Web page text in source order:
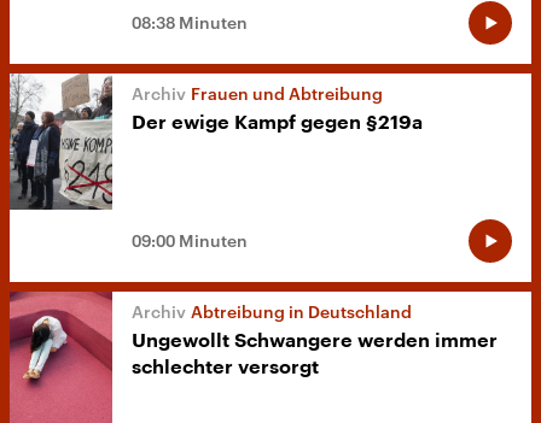
08:38 Minuten
Frauen und Abtreibung
Der ewige Kampf gegen §219a
09:00 Minuten
Abtreibung in Deutschland
Ungewollt Schwangere werden immer
schlechter versorgt